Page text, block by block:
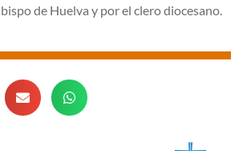
de Huelva y por el clero diocesano.